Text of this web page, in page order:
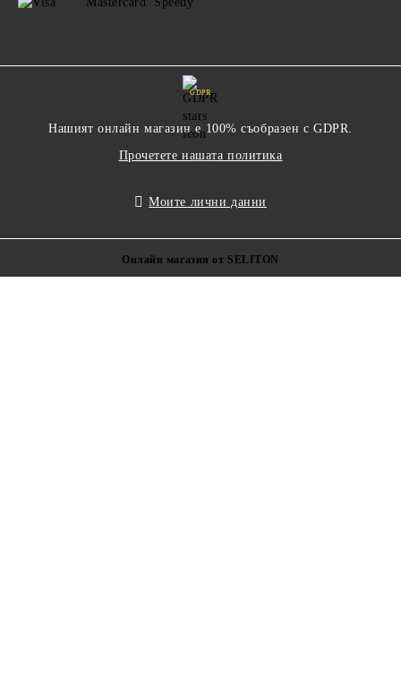
GDPR
Нашият онлайн магазин е 100% съобразен с GDPR.
Прочетете нашата политика
Моите лични данни
Онлайн магазин от SELITON